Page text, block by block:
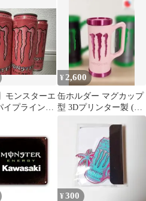
モンスターエ
イプラインパ
¥2,600
缶ホルダー マグカップ
型 3Dプリンター製 (ピ
¥300